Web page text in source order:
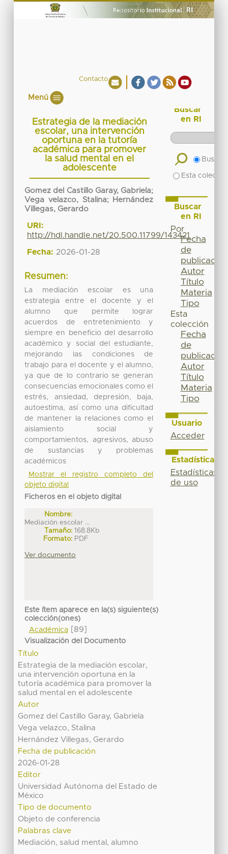
Contacto
Menú
Estrategia de la mediación
escolar, una intervención
oportuna en la tutoría
académica para promover
la salud mental en el
adolescente
Gomez del Castillo Garay, Gabriela;
Vega velazco, Stalina;
Hernández
Villegas, Gerardo
URI:
http://hdl.handle.net/20.500.11799/143421
Fecha: 2026-01-28
Resumen:
La mediación escolar es una
estrategia entre el docente y el
alumno que permite lograr
acuerdos de entretenimiento y
siempre en beneficio del desarrollo
académico y social del estudiante,
mejorando las condiciones de
trabajo para el docente y el alumno,
ya que de lo contrario se generan
consecuencias emocionales como el
estrés, ansiedad, depresión, baja,
autoestima, así como una dificultad
de mantener la relaciones como el
aislamiento social y
comportamientos, agresivos, abuso
de sustancias y problemas
académicos
Mostrar el registro completo del
objeto digital
Ficheros en el objeto digital
Nombre:
Mediación escolar ...
Tamaño: 168.8Kb
Formato: PDF
Ver documento
Este ítem aparece en la(s) siguiente(s)
colección(ones)
Académica[89]
Visualización del Documento
Título
Estrategia de la mediación escolar,
una intervención oportuna en la
tutoría académica para promover la
salud mental en el adolescente
Autor
Gomez del Castillo Garay, Gabriela
Vega velazco, Stalina
Hernández Villegas, Gerardo
Fecha de publicación
2026-01-28
Editor
Universidad Autónoma del Estado de
México
Tipo de documento
Objeto de conferencia
Palabras clave
Mediación, salud mental, alumno
Buscar
en RI
Buscar
Esta
Buscar
en RI
Por
Fecha
de
publicación
Autor
Título
Materia
Tipo
Esta
colección
Fecha
de
publicación
Autor
Título
Materia
Tipo
Usuario
Acceder
Estadísticas
Estadísticas
de uso